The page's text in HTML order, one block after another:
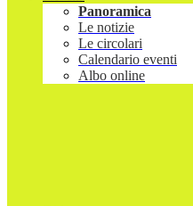
Panoramica
Le notizie
Le circolari
Calendario eventi
Albo online